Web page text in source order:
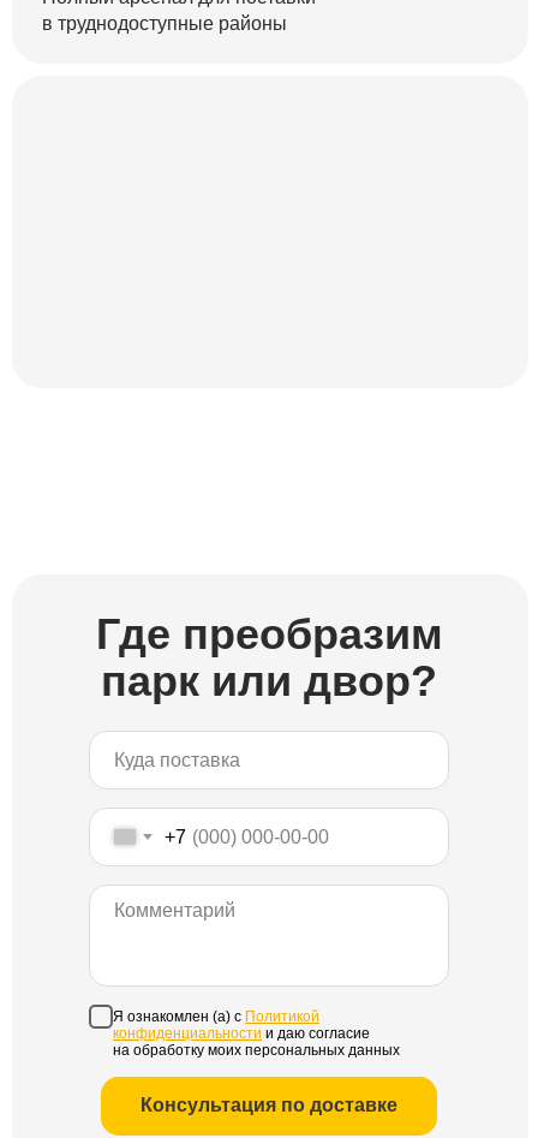
в труднодоступные районы
Где преобразим
парк или двор?
+7
Я ознакомлен (а) с Политикой
конфиденциальности и даю согласие
на обработку моих персональных данных
Консультация по доставке